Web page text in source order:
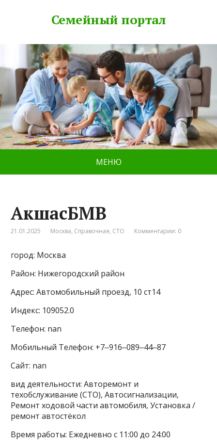
Семейный портал
МЕНЮ
АкшасБМВ
21.01.2025 Москва, Справочная, СТО Комментарии: 0
город: Москва
Район: Нижегородский район
Адрес: Автомобильный проезд, 10 ст14
Индекс: 109052.0
Телефон: nan
Мобильный Телефон: +7‒916‒089‒44‒87
Сайт: nan
вид деятельности: Авторемонт и
техобслуживание (СТО), Автосигнализации,
Ремонт ходовой части автомобиля, Установка /
ремонт автостёкол
Время работы: Ежедневно с 11:00 до 24:00